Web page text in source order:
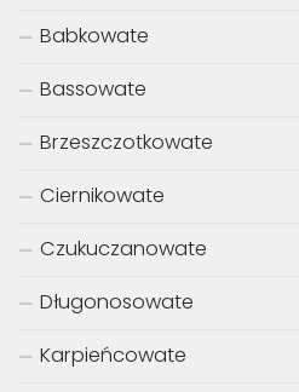
Babkowate
Bassowate
Brzeszczotkowate
Ciernikowate
Czukuczanowate
Długonosowate
Karpieńcowate